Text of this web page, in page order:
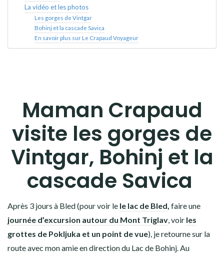
La vidéo et les photos
Les gorges de Vintgar
Bohinj et la cascade Savica
En savoir plus sur Le Crapaud Voyageur
Maman Crapaud
visite les gorges de
Vintgar, Bohinj et la
cascade Savica
Après 3 jours à Bled (pour voir le le lac de Bled faire une
journée d’excursion autour du Mont Triglav , voir les
grottes de Pokljuka et un point de vue), je retourne sur la
route avec mon amie en direction du Lac de Bohinj. Au